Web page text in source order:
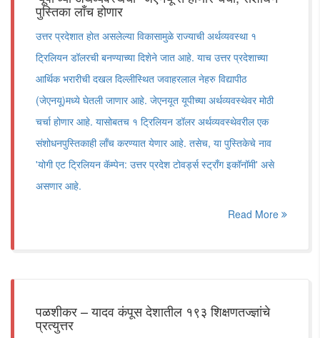
पुस्तिका लाँच होणार
उत्तर प्रदेशात होत असलेल्या विकासामुळे राज्याची अर्थव्यवस्था १
ट्रिलियन डॉलरची बनण्याच्या दिशेने जात आहे. याच उत्तर प्रदेशाच्या
आर्थिक भरारीची दखल दिल्लीस्थित जवाहरलाल नेहरु विद्यापीठ
(जेएनयू)मध्ये घेतली जाणार आहे. जेएनयूत यूपीच्या अर्थव्यवस्थेवर मोठी
चर्चा होणार आहे. यासोबतच १ ट्रिलियन डॉलर अर्थव्यवस्थेवरील एक
संशोधनपुस्तिकाही लाँच करण्यात येणार आहे. तसेच, या पुस्तिकेचे नाव
'योगी एट ट्रिलियन कॅम्पेन: उत्तर प्रदेश टोवर्ड्स स्ट्राँग इकॉनॉमी' असे
असणार आहे.
Read More
पळशीकर – यादव कंपूस देशातील १९३ शिक्षणतज्ज्ञांचे
प्रत्युत्तर